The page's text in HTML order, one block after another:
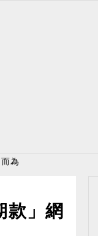
為
款」網